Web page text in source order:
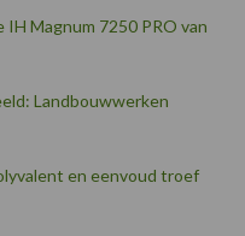
Magnum 7250 PRO van
Landbouwwerken
en eenvoud troef